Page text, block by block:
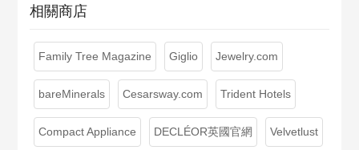
相關商店
Family Tree Magazine Giglio Jewelry.com
bareMinerals Cesarsway.com Trident Hotels
Compact Appliance DECLÉOR英國官網 Velvetlust